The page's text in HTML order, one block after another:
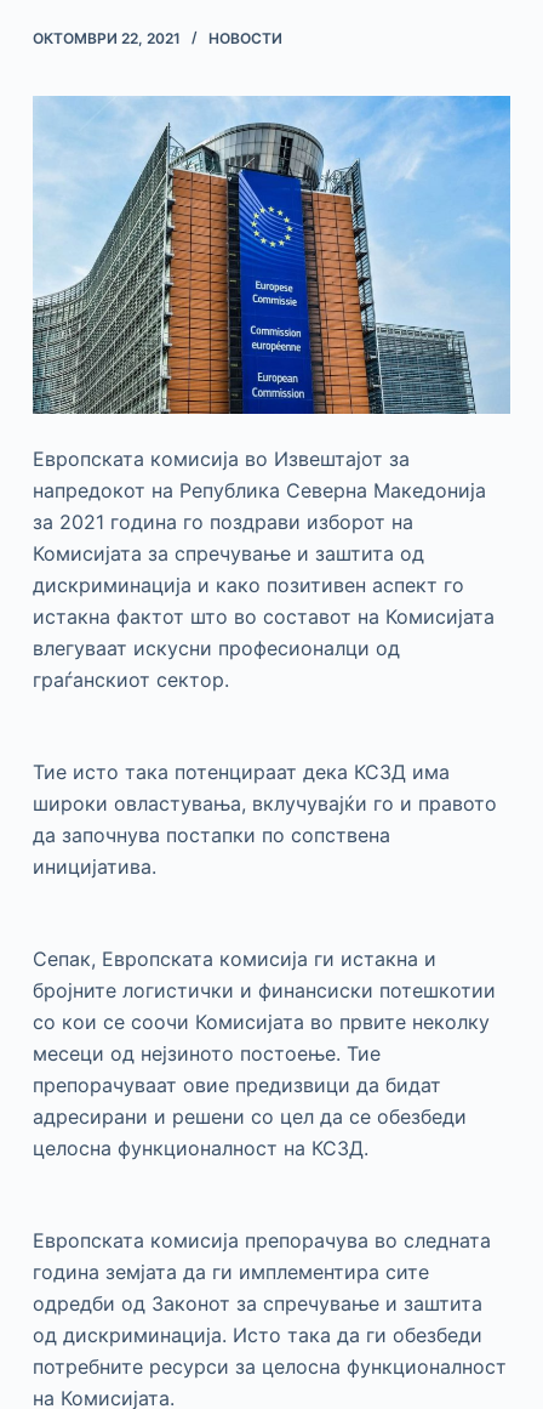
ОКТОМВРИ 22, 2021 НОВОСТИ
Европската комисија во Извештајот за
напредокот на Република Северна Македонија
за 2021 година го поздрави изборот на
Комисијата за спречување и заштита од
дискриминација и како позитивен аспект го
истакна фактот што во составот на Комисијата
влегуваат искусни професионалци од
граѓанскиот сектор.
Тие исто така потенцираат дека КСЗД има
широки овластувања, вклучувајќи го и правото
да започнува постапки по сопствена
иницијатива.
Сепак, Европската комисија ги истакна и
бројните логистички и финансиски потешкотии
со кои се соочи Комисијата во првите неколку
месеци од нејзиното постоење. Тие
препорачуваат овие предизвици да бидат
адресирани и решени со цел да се обезбеди
целосна функционалност на КСЗД.
Европската комисија препорачува во следната
година земјата да ги имплементира сите
одредби од Законот за спречување и заштита
од дискриминација. Исто така да ги обезбеди
потребните ресурси за целосна функционалност
на Комисијата.